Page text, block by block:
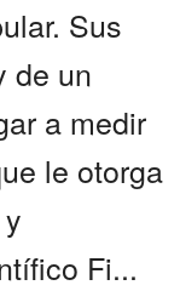
Sus
de un
a medir
le otorga
Fi...